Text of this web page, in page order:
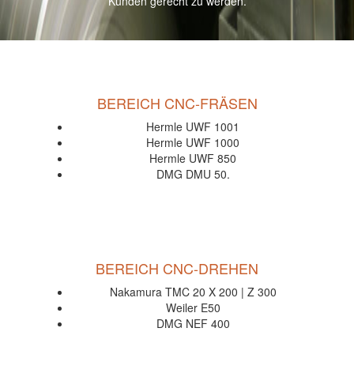
BEREICH CNC-FRÄSEN
Hermle UWF 1001
Hermle UWF 1000
Hermle UWF 850
DMG DMU 50.
BEREICH CNC-DREHEN
Nakamura TMC 20 X 200 | Z 300
Weiler E50
DMG NEF 400